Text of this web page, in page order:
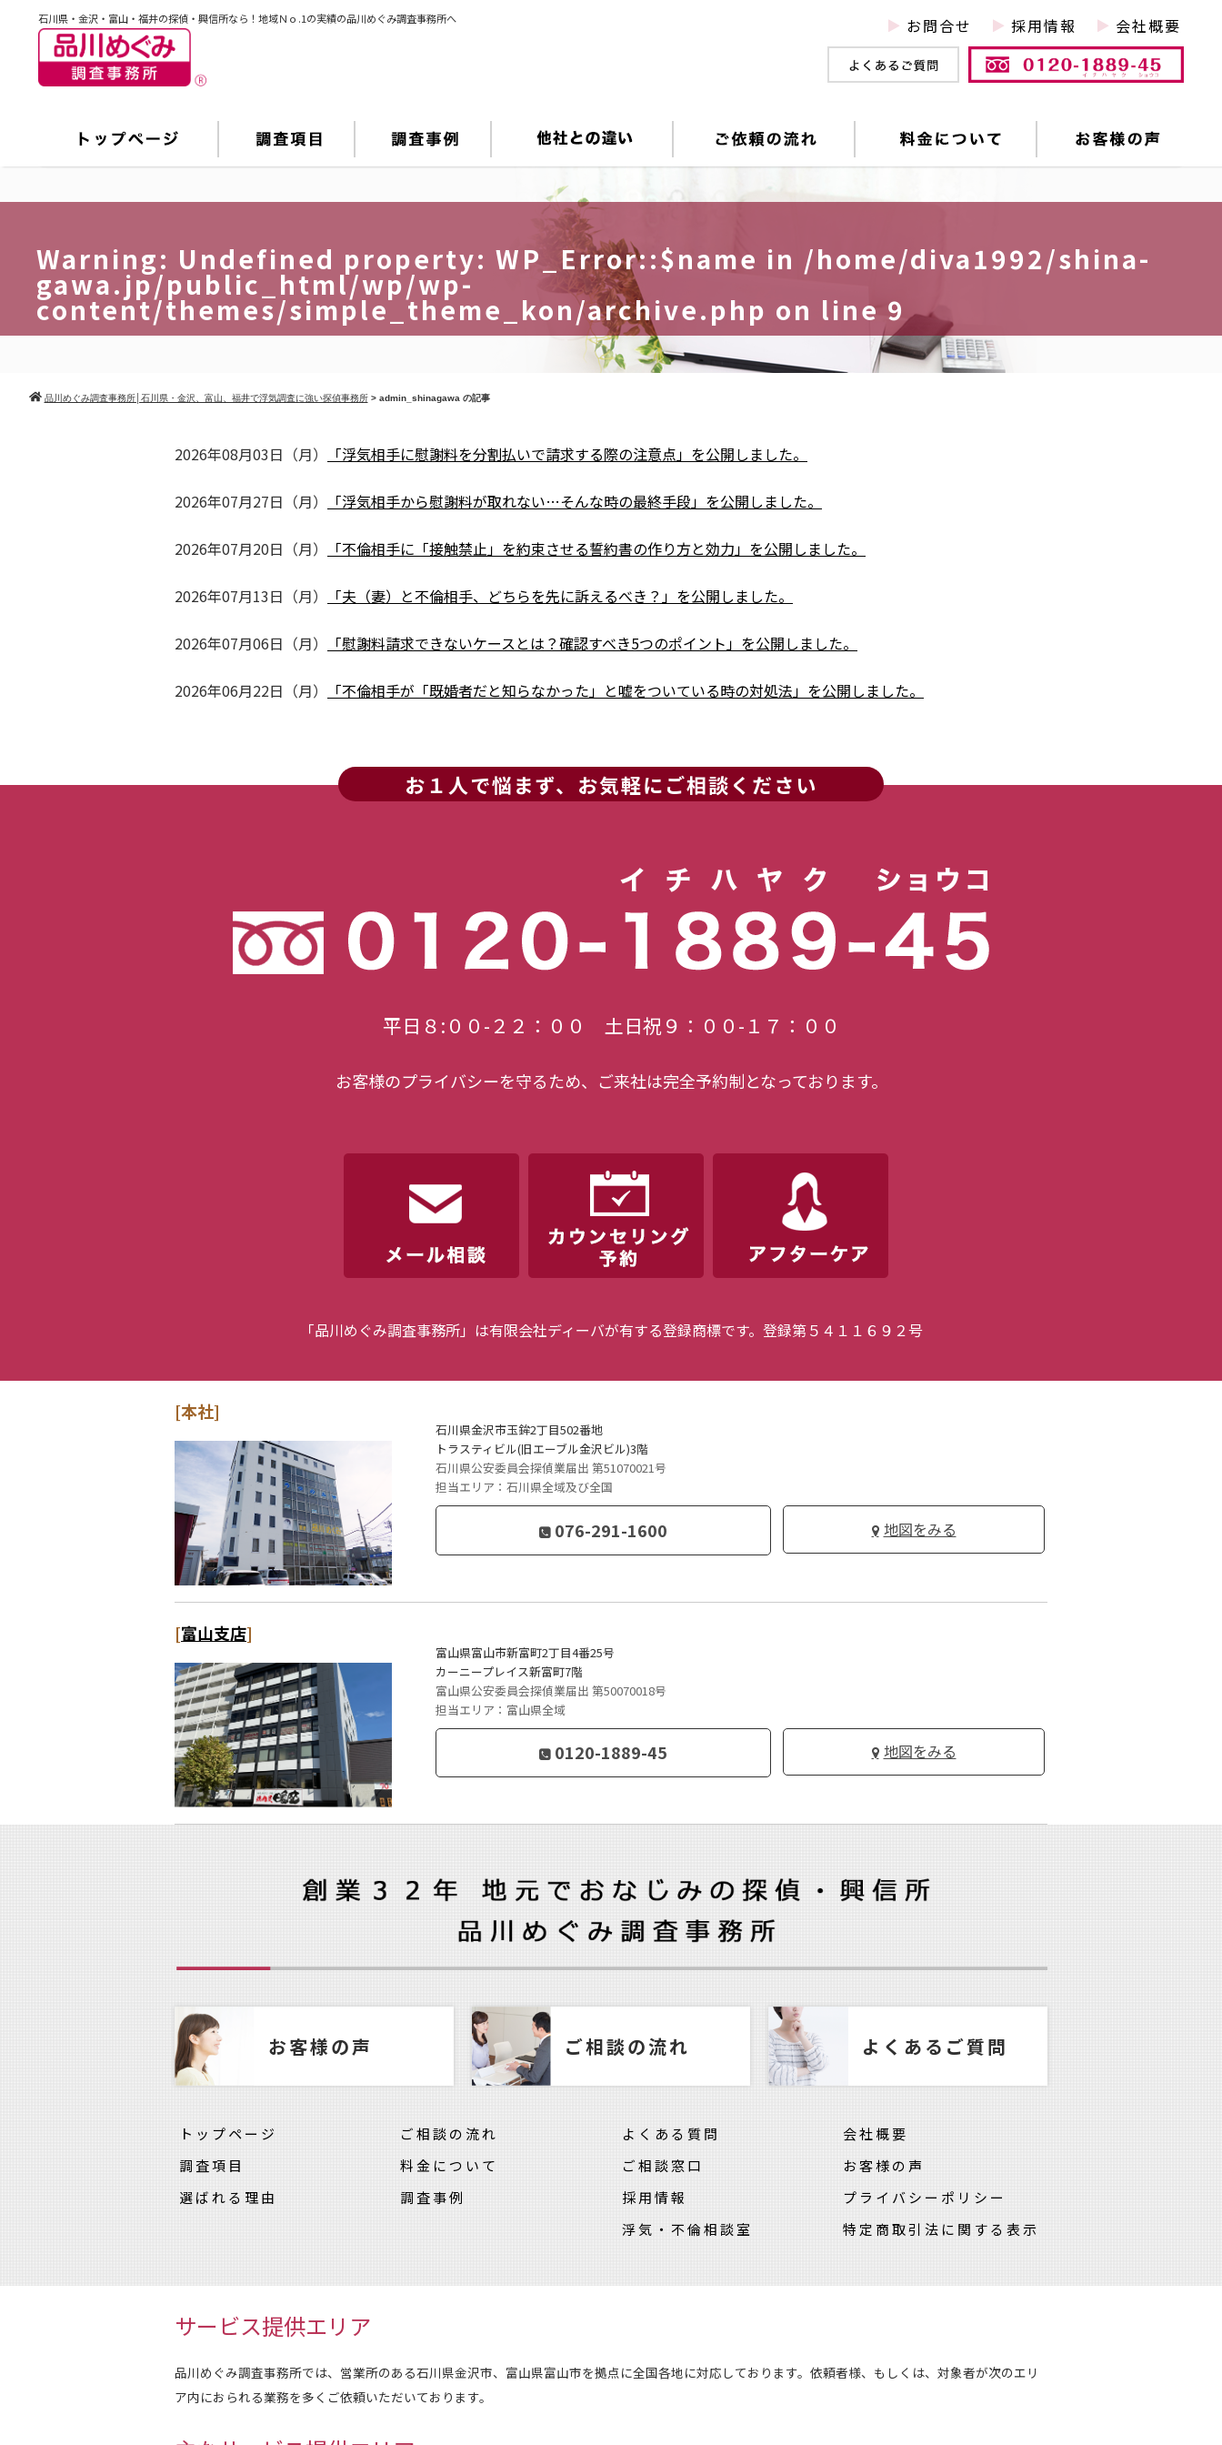
石川県・金沢・富山・福井の探偵・興信所なら！地域Ｎｏ.1の実績の品川めぐみ調査事務所へ お問合せ 採用情報 会社概要
Warning: Undefined property: WP_Error::$name in /home/diva1992/shina-
gawa.jp/public_html/wp/wp-
content/themes/simple_theme_kon/archive.php on line 9
品川めぐみ調査事務所│石川県・金沢、富山、福井で浮気調査に強い探偵事務所> admin_shinagawa の記事
2026年08月03日（月） 「浮気相手に慰謝料を分割払いで請求する際の注意点」を公開しました。
2026年07月27日（月） 「浮気相手から慰謝料が取れない…そんな時の最終手段」を公開しました。
2026年07月20日（月） 「不倫相手に「接触禁止」を約束させる誓約書の作り方と効力」を公開しました。
2026年07月13日（月） 「夫（妻）と不倫相手、どちらを先に訴えるべき？」を公開しました。
2026年07月06日（月） 「慰謝料請求できないケースとは？確認すべき5つのポイント」を公開しました。
2026年06月22日（月） 「不倫相手が「既婚者だと知らなかった」と嘘をついている時の対処法」を公開しました。
2026年06月08日（月）「「プラトニック不倫」に慰謝料は請求できる？その条件とは 」を公開しました。
「慰謝料請求で裁判になったら？流れ・期間・費用と「和解」のリアル」を公開しました。
次のページへ »
お１人で悩まず、お気軽にご相談ください
平日８:００-２２：００ 土日祝９：００-１７：００
お客様のプライバシーを守るため、ご来社は完全予約制となっております。
「品川めぐみ調査事務所」は有限会社ディーバが有する登録商標です。登録第５４１１６９２号
[本社]
石川県金沢市玉鉾2丁目502番地
トラスティビル(旧エーブル金沢ビル)3階
石川県公安委員会探偵業届出 第51070021号
担当エリア：石川県全域及び全国
076-291-1600 地図をみる
[富山支店]
富山県富山市新富町2丁目4番25号
カーニープレイス新富町7階
富山県公安委員会探偵業届出 第50070018号
担当エリア：富山県全域
0120-1889-45 地図をみる
お客様の声 ご相談の流れ よくあるご質問
トップページ
調査項目
選ばれる理由
ご相談の流れ
料金について
調査事例
よくある質問
ご相談窓口
採用情報
浮気・不倫相談室
会社概要
お客様の声
プライバシーポリシー
特定商取引法に関する表示
サービス提供エリア
品川めぐみ調査事務所では、営業所のある石川県金沢市、富山県富山市を拠点に全国各地に対応しております。依頼者様、もしくは、対象者が次のエリ
ア内におられる業務を多くご依頼いただいております。